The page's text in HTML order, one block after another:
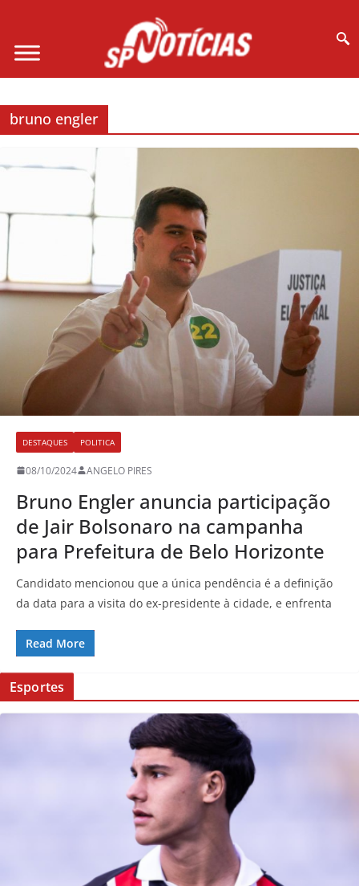
bruno engler
DESTAQUES POLITICA
08/10/2024 ANGELO PIRES
Bruno Engler anuncia participação
de Jair Bolsonaro na campanha
para Prefeitura de Belo Horizonte
Candidato mencionou que a única pendência é a definição
da data para a visita do ex-presidente à cidade, e enfrenta
Read More
Esportes